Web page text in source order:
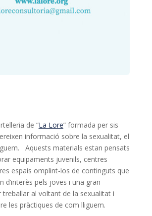
de “La Lore” formada per sis
informació sobre la sexualitat, el
Aquests materials estan pensats
equipaments juvenils, centres
espais omplint-los de continguts que
d’interès pels joves i una gran
al voltant de la sexualitat i
les pràctiques de com lliguem.